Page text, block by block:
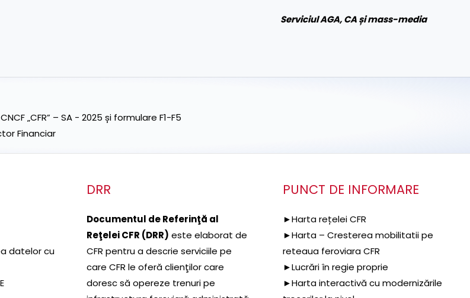
Serviciul AGA, CA și mass-media
„CFR” – SA - 2025 și formulare F1-F5
Financiar
datelor cu
DRR
Documentul de Referinţă al
Reţelei CFR (DRR) este elaborat de
CFR pentru a descrie serviciile pe
care CFR le oferă clienţilor care
doresc să opereze trenuri pe
PUNCT DE INFORMARE
►Harta rețelei CFR
►Harta – Cresterea mobilitatii pe
reteaua feroviara CFR
►Lucrări în regie proprie
►Harta interactivă cu modernizările